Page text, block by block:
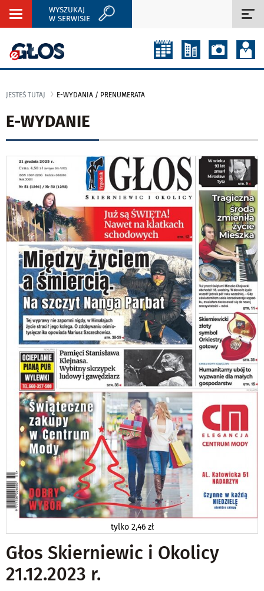
Rozwiń
WYSZUKAJ
W SERWISIE
JESTEŚ TUTAJ E-WYDANIA / PRENUMERATA
E-WYDANIE
tylko2,46 zł
Głos Skierniewic i Okolicy
21.12.2023 r.